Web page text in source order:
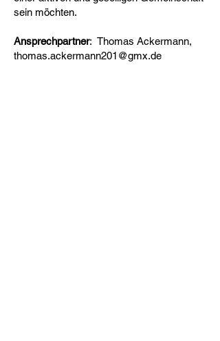
sein möchten.
Ansprechpartner: Thomas Ackermann,
thomas.ackermann201@gmx.de